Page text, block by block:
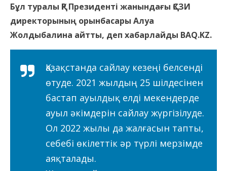
Бұл туралы ҚР Президенті жанындағы ҚСЗИ
директорының орынбасары Алуа
Жолдыбалина айтты, деп хабарлайды BAQ.KZ.
Қазақстанда сайлау кезеңі белсенді
өтуде. 2021 жылдың 25 шілдесінен
бастап ауылдық елді мекендерде
ауыл әкімдерін сайлау жүргізілуде.
Ол 2022 жылы да жалғасын тапты,
себебі өкілеттік әр түрлі мерзімде
аяқталады.